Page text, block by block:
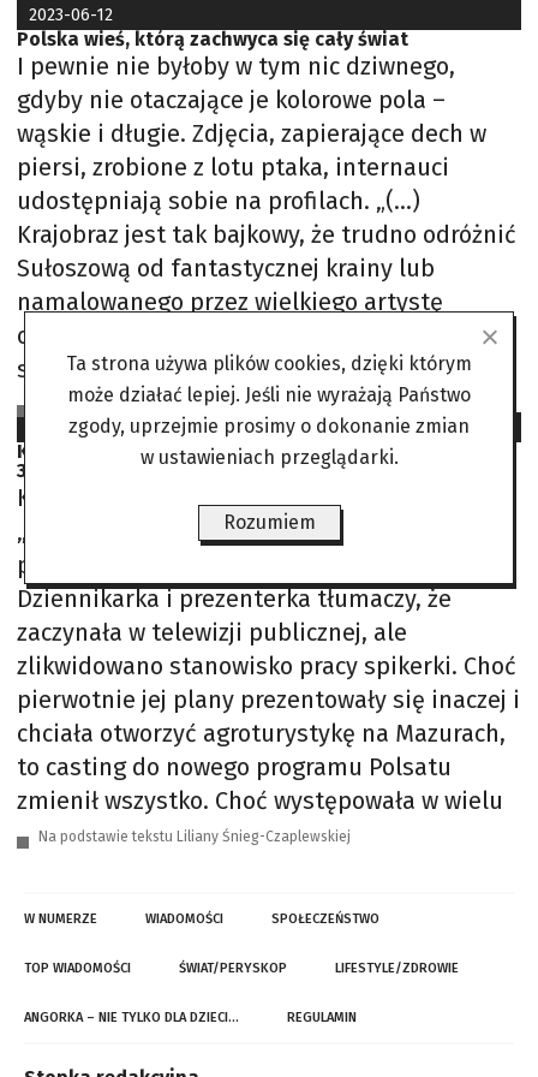
2023-06-12
Polska wieś, którą zachwyca się cały świat
I pewnie nie byłoby w tym nic dziwnego,
gdyby nie otaczające je kolorowe pola –
wąskie i długie. Zdjęcia, zapierające dech w
piersi, zrobione z lotu ptaka, internauci
udostępniają sobie na profilach. „(…)
Krajobraz jest tak bajkowy, że trudno odróżnić
Sułoszową od fantastycznej krainy lub
namalowanego przez wielkiego artystę
obrazu (…). Zauroczeni polską miejscowością
są
Opracowała Efka
2023-05-08
Katarzyna Dowbor. Swoim programem pomogła już
300 gospodarstwom
Katarzyna Dowbor udzieliła wywiadu
„Przeglądowi”. Opowiedziała o swojej pracy w
programie „Nasz nowy dom” w Polsacie.
Dziennikarka i prezenterka tłumaczy, że
zaczynała w telewizji publicznej, ale
zlikwidowano stanowisko pracy spikerki. Choć
pierwotnie jej plany prezentowały się inaczej i
chciała otworzyć agroturystykę na Mazurach,
to casting do nowego programu Polsatu
zmienił wszystko. Choć występowała w wielu
Na podstawie tekstu Liliany Śnieg-Czaplewskiej
W NUMERZE WIADOMOŚCI SPOŁECZEŃSTWO
TOP WIADOMOŚCI ŚWIAT/PERYSKOP LIFESTYLE/ZDROWIE
ANGORKA – NIE TYLKO DLA DZIECI… REGULAMIN
Ta strona używa plików cookies, dzięki którym
może działać lepiej. Jeśli nie wyrażają Państwo
zgody, uprzejmie prosimy o dokonanie zmian
w ustawieniach przeglądarki.
Rozumiem